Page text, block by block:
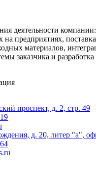
деятельности компании:
на предприятиях, поставка
материалов,
заказчика и
проспект, д. 2, стр. 49
д. 20, литер "a",